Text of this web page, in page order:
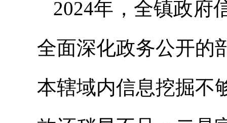
2024年，全镇政府
全面深化政务公开的
本辖域内信息挖掘不